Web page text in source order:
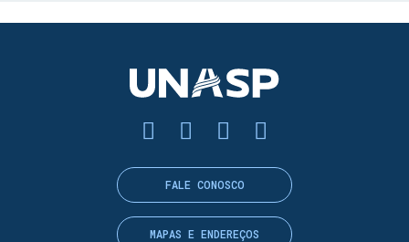
FALE CONOSCO
MAPAS E ENDEREÇOS